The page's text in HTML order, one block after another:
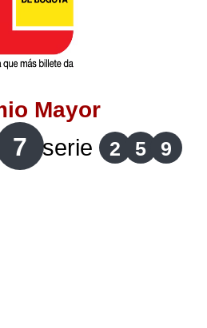
Mayor
7 serie 2 5 9